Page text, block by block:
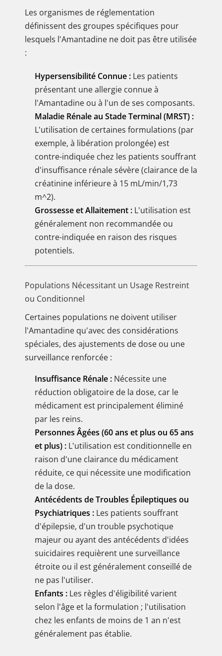
Les organismes de réglementation
définissent des groupes spécifiques pour
lesquels l'Amantadine ne doit pas être utilisée
:
Hypersensibilité Connue : Les patients
présentant une allergie connue à
l'Amantadine ou à l'un de ses composants.
Maladie Rénale au Stade Terminal (MRST) :
L'utilisation de certaines formulations (par
exemple, à libération prolongée) est
contre-indiquée chez les patients souffrant
d'insuffisance rénale sévère (clairance de la
créatinine inférieure à 15 mL/min/1,73
m^2).
Grossesse et Allaitement : L'utilisation est
généralement non recommandée ou
contre-indiquée en raison des risques
potentiels.
Populations Nécessitant un Usage Restreint
ou Conditionnel
Certaines populations ne doivent utiliser
l'Amantadine qu'avec des considérations
spéciales, des ajustements de dose ou une
surveillance renforcée :
Insuffisance Rénale : Nécessite une
réduction obligatoire de la dose, car le
médicament est principalement éliminé
par les reins.
Personnes Âgées (60 ans et plus ou 65 ans
et plus) : L'utilisation est conditionnelle en
raison d'une clairance du médicament
réduite, ce qui nécessite une modification
de la dose.
Antécédents de Troubles Épileptiques ou
Psychiatriques : Les patients souffrant
d'épilepsie, d'un trouble psychotique
majeur ou ayant des antécédents d'idées
suicidaires requièrent une surveillance
étroite ou il est généralement conseillé de
ne pas l'utiliser.
Enfants : Les règles d'éligibilité varient
selon l'âge et la formulation ; l'utilisation
chez les enfants de moins de 1 an n'est
généralement pas établie.